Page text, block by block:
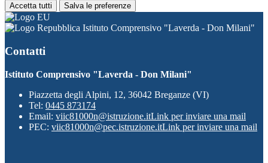
Accetta tutti Salva le preferenze
Istituto Comprensivo "Laverda - Don Milani"
Contatti
Istituto Comprensivo "Laverda - Don Milani"
Piazzetta degli Alpini, 12, 36042 Breganze (VI)
Tel: 0445 873174
Email: viic81000n@istruzione.itLink per inviare una mail
PEC: viic81000n@pec.istruzione.itLink per inviare una mail